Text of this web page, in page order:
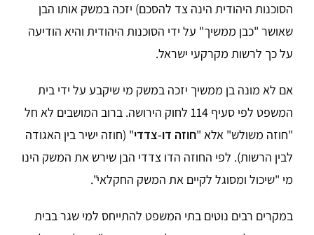
הסוכנות היהודית הינה צד להסכם) יזכה במשק אותו הבן
שאושר "כבן ממשיך" על ידי הסוכנות היהודית והיא הודיעה
על כך לרשות מקרקעי ישראל.
אם לא מונה בן ממשיך יזכה במשק מי שיקבע על ידי בית
המשפט לפי סעיף 114 לחוק הירושה. ברוב המושבים לא חל
"חוזה משולש" אלא "חוזה דו-צדדי" (חוזה ישיר בין האגודה
לבין הרשות). לפי החוזה הדו צדדי הבן שירש את המשק הינו
מי "שיכול ומסוגל לקיים את המשק החקלאי".
במקרים רבים נוטים בתי המשפט להתייחס למי שגר בבית